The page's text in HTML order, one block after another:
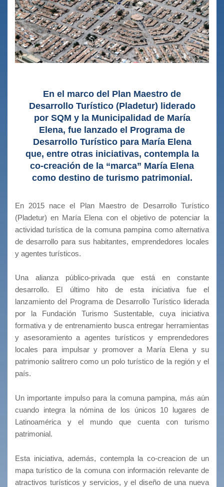
En el marco del Plan Maestro de
Desarrollo Turístico (Pladetur) liderado
por SQM y la Municipalidad de María
Elena, fue lanzado el Programa de
Desarrollo Turístico para María Elena
que, entre otras iniciativas, contempla la
co-creación de la “marca” María Elena
como destino de turismo patrimonial.
En 2015 nace el Plan Maestro de Desarrollo Turístico
(Pladetur) en María Elena con el objetivo de potenciar la
actividad turística de la comuna pampina como alternativa
de desarrollo para sus habitantes, emprendedores locales
y agentes turísticos.
Una alianza público-privada que está en constante
desarrollo. El último hito de esta iniciativa fue el
lanzamiento del Programa de Desarrollo Turístico liderada
por la Fundación Turismo Sustentable, cuya iniciativa
formativa y de entrenamiento busca entregar herramientas
y asesoramiento a agentes turísticos y emprendedores
locales para impulsar y promover a María Elena y su
patrimonio salitrero como un polo turístico de la región y el
país.
Un importante impulso para la comuna pampina, más aún
cuando integra la nómina de los únicos 10 lugares de
Latinoamérica y el mundo que cuenta con turismo
patrimonial.
Esta iniciativa, además, contempla la co-creacion de un
mapa turístico de la comuna con información relevante de
atractivos turísticos y servicios, y el diseño de una nueva